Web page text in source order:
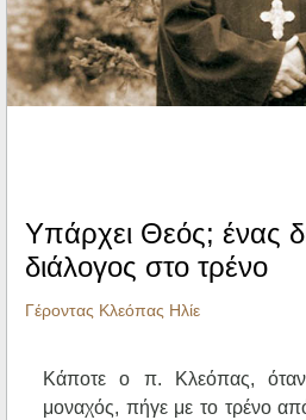
Ηχητικά
Υπάρχει Θεός; ένας
διάλογος στο τρένο
Γέροντας Κλεόπας Ηλίε
Κάποτε ο π. Κλεόπας,
μοναχός, πήγε με το τρένο